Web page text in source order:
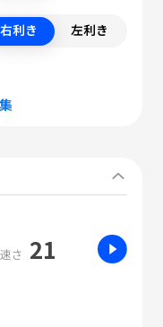
右利き 左利き
速さ 21